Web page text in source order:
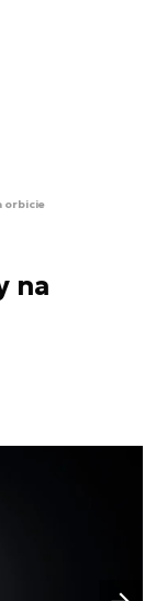
orbicie
na
Następny slajd